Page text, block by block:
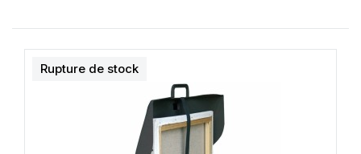
Rupture de stock